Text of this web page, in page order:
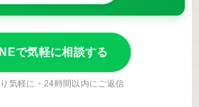
で気軽に相談する
気軽に・24時間以内にご返信